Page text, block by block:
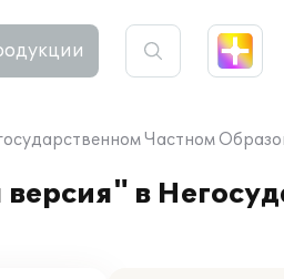
Частном
в